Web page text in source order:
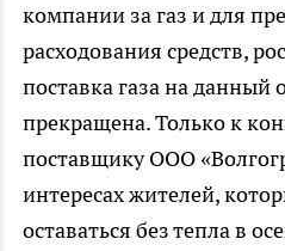
компании за газ и для
расходования средств,
поставка газа на данный
прекращена. Только к
поставщику ООО
интересах жителей,
оставаться без тепла в